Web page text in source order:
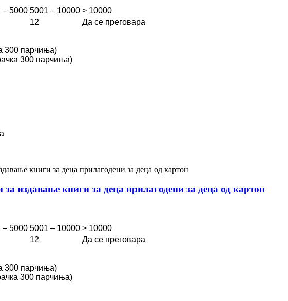
– 5000 5001 – 10000 > 10000
12
Да се ​​преговара
300 парчиња)
300 парчиња)
издавање книги за деца прилагодени за деца од картон
– 5000 5001 – 10000 > 10000
12
Да се ​​преговара
300 парчиња)
300 парчиња)